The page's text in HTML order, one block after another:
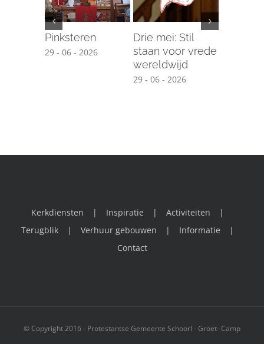
Pinksteren
29 - 06 - 2026
Drie mei: Stil
staan voor vrede
wereldwijd
29 - 06 - 2026
Kerkdiensten Inspiratie
Activiteiten
Terugblik
Verhuur gebouwen
Informatie
Contact
© Copyright 2016 - Protestantse Gemeente Schoorl - Groet- Camp